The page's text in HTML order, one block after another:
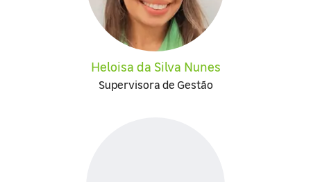
Heloisa da Silva Nunes
Supervisora de Gestão